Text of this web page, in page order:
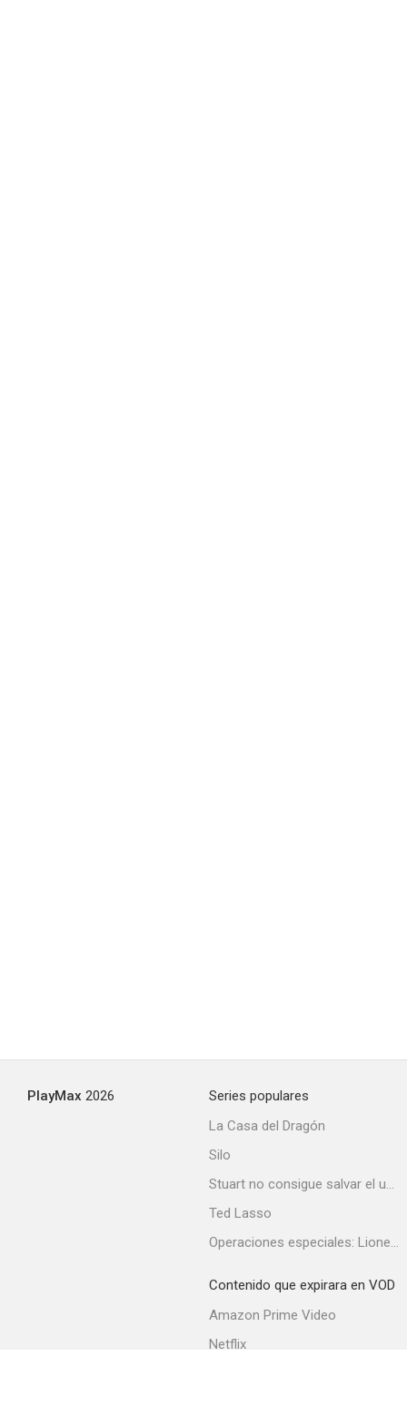
PlayMax 2026
Series populares
La Casa del Dragón
Silo
Stuart no consigue salvar el universo
Ted Lasso
Operaciones especiales: Lioness
Contenido que expirara en VOD
Amazon Prime Video
Netflix